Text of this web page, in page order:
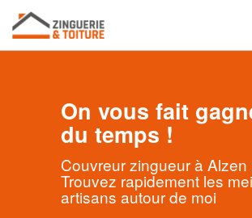
On vous fait
du temps !
Couvreur zingueur à Alzen
Trouvez rapidement les
artisans autour de moi